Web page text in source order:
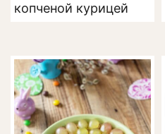
копченой курицей